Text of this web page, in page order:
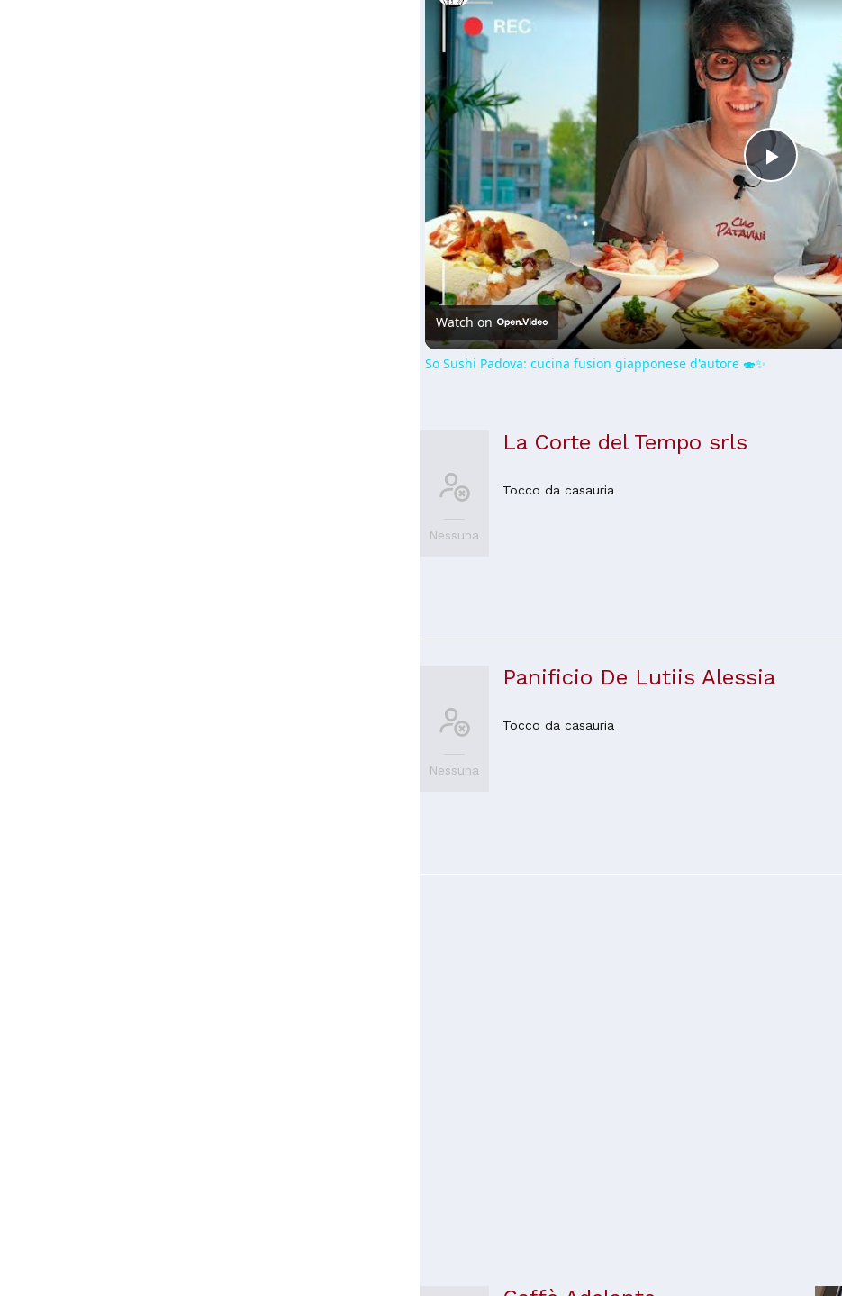
Play
Video
Watch on
So Sushi Padova: cucina fusion giapponese d'autore 🍣✨
Nessuna
La Corte del Tempo srls
Tocco da casauria
Nessuna
Panificio De Lutiis Alessia
Tocco da casauria